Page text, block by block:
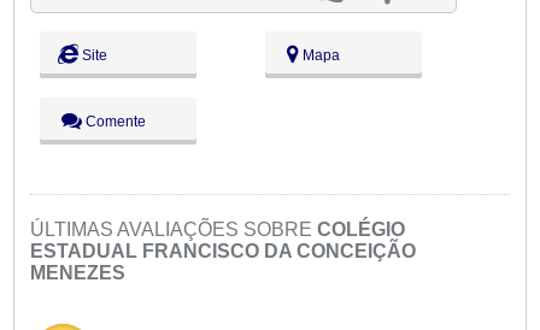
Site Mapa
Comente
ÚLTIMAS AVALIAÇÕES SOBRE COLÉGIO
ESTADUAL FRANCISCO DA CONCEIÇÃO
MENEZES